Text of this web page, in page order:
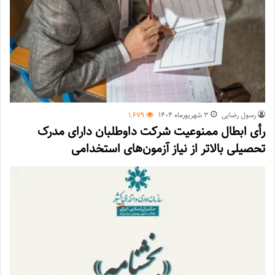
رسول رضایی ۳ شهریور‌ماه ۱۴۰۴ 1,679
رأی ابطال ممنوعیت شرکت داوطلبان دارای مدرک
تحصیلی بالاتر از نیاز آزمون‌های استخدامی